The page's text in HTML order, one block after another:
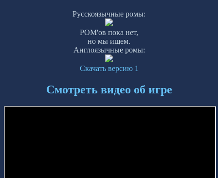
Русскоязычные ромы:
РОМ'ов пока нет,
но мы ищем.
Англоязычные ромы:
Скачать версию 1
Смотреть видео об игре